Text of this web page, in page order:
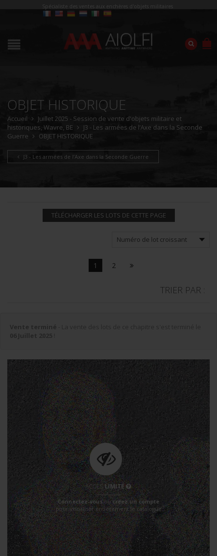
Spécialiste des ventes aux enchères d'objets militaires
OBJET HISTORIQUE
Accueil
Juillet 2025 - Session de vente d'objets militaire et
historiques, Wavre, BE
J3 - Les armées de l’Axe dans la Seconde
Guerre
OBJET HISTORIQUE
J3 - Les armées de l’Axe dans la Seconde Guerre
TÉLÉCHARGER LES LOTS DE CETTE PAGE
1 2
TRIER PAR :
ACCÈSLIMITÉ
Connectez-vousoucréez un compte
pour visualiser entièrement le catalogue